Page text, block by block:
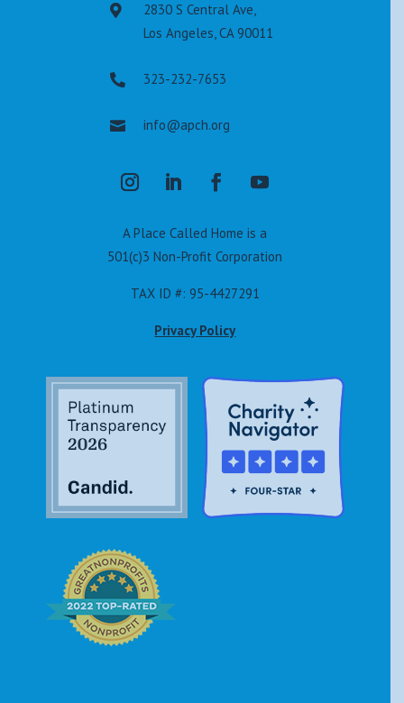

2830 S Central Ave,
Los Angeles, CA 90011
 323-232-7653
 info@apch.org
A Place Called Home is a
501(c)3 Non-Profit Corporation
TAX ID #: 95-4427291
Privacy Policy